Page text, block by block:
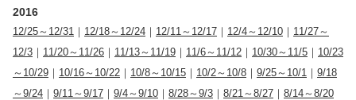
2016
12/25～12/31 ｜ 12/18～12/24 ｜ 12/11～12/17 ｜ 12/4～12/10 ｜ 11/27～
12/3 ｜ 11/20～11/26 ｜ 11/13～11/19 ｜ 11/6～11/12 ｜ 10/30～11/5 ｜ 10/23
～10/29 ｜ 10/16～10/22 ｜ 10/8～10/15 ｜ 10/2～10/8 ｜ 9/25～10/1 ｜ 9/18
～9/24 ｜ 9/11～9/17 ｜ 9/4～9/10 ｜ 8/28～9/3 ｜ 8/21～8/27 ｜ 8/14～8/20